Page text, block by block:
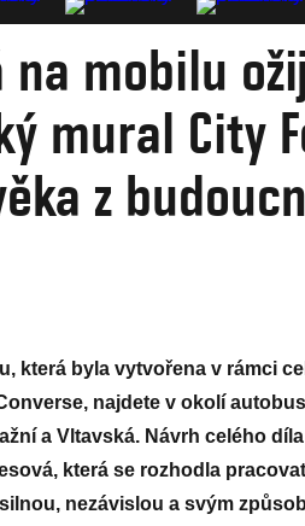
na mobilu
mural City
z
která byla vytvořena v rámci
najdete v okolí
a Vltavská. Návrh celého
která se rozhodla
nezávislou a svým